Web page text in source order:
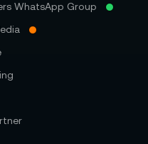
WhatsApp Group